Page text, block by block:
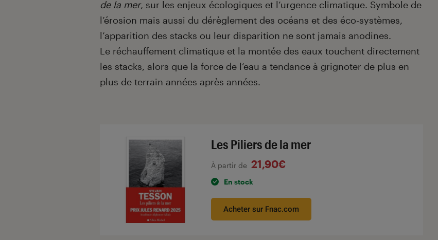
de la mer, sur les enjeux écologiques et l’urgence climatique. Symbole de
l’érosion mais aussi du dérèglement des océans et des éco-systèmes,
l’apparition des stacks ou leur disparition ne sont jamais anodines.
Le réchauffement climatique et la montée des eaux touchent directement
les stacks, alors que la force de l’eau a tendance à grignoter de plus en
plus de terrain années après années.
Les Piliers de la mer
À partir de 21,90€
En stock
Acheter sur Fnac.com